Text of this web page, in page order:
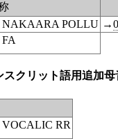
POLLU →
スクリット語用追加母
RR